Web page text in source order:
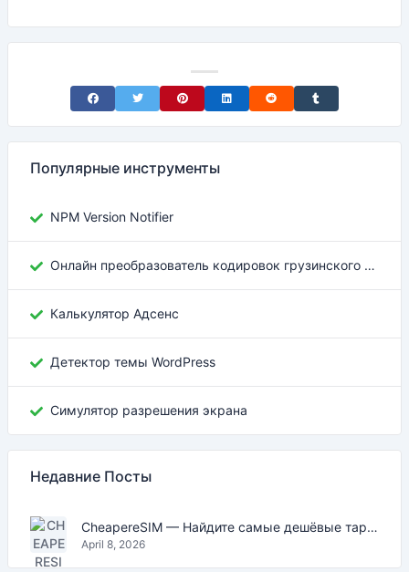
Share on Facebook
Share on TwitterShare on Pinterest
Share on LinkedIn
Share on RedditShare on Tumblr
Популярные инструменты
NPM Version Notifier
Онлайн преобразователь кодировок грузинского текста
Калькулятор Адсенс
Детектор темы WordPress
Симулятор разрешения экрана
Недавние Посты
CheapereSIM — Найдите самые дешёвые тарифы eSIM для путешествий в 2026
April 8, 2026